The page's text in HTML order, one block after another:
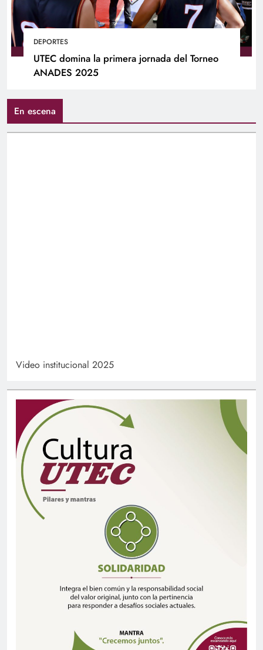
DEPORTES
UTEC domina la primera jornada del Torneo
ANADES 2025
En escena
Video institucional 2025